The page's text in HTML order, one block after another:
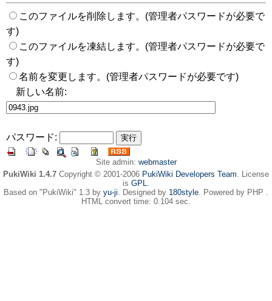
このファイルを削除します。(管理者パスワードが必要で
す)
このファイルを凍結します。(管理者パスワードが必要で
す)
名前を変更します。(管理者パスワードが必要です)
新しい名前:
パスワード:
Site admin: webmaster
PukiWiki 1.4.7 Copyright © 2001-2006 PukiWiki Developers Team. License
is GPL.
Based on "PukiWiki" 1.3 by yu-ji. Designed by 180style. Powered by PHP .
HTML convert time: 0.104 sec.